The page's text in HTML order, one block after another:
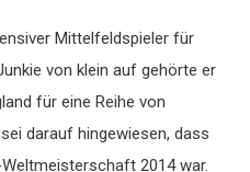
Mittelfeldspieler für
von klein auf gehörte er
für eine Reihe von
darauf hingewiesen, dass
2014 war.